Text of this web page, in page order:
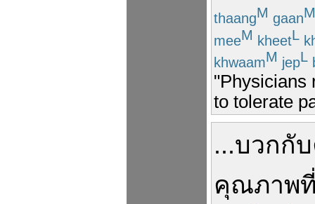
thaangM gaanM
meeM kheetL
khwaamM jepL
"Physicians
to tolerate
...บวกกับ
คุณภาพ